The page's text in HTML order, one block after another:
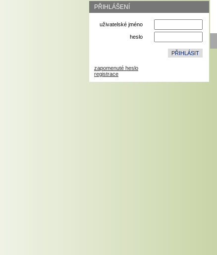
PŘIHLÁŠENÍ
uživatelské jméno
heslo
zapomenuté heslo
registrace